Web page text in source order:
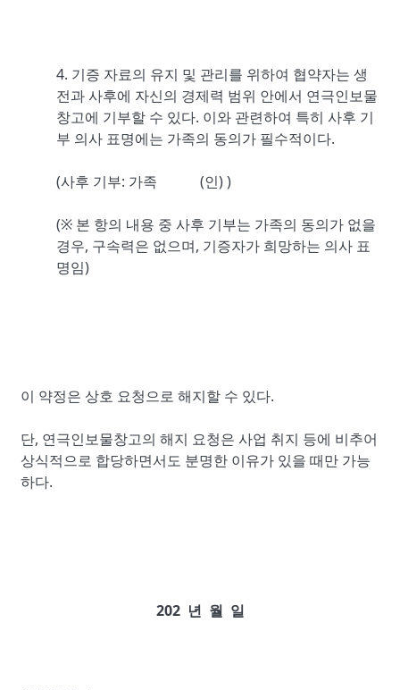
4. 기증 자료의 유지 및 관리를 위하여 협약자는 생
전과 사후에 자신의 경제력 범위 안에서 연극인보물
창고에 기부할 수 있다. 이와 관련하여 특히 사후 기
부 의사 표명에는 가족의 동의가 필수적이다.
(사후 기부: 가족 (인) )
(※ 본 항의 내용 중 사후 기부는 가족의 동의가 없을
경우, 구속력은 없으며, 기증자가 희망하는 의사 표
명임)
이 약정은 상호 요청으로 해지할 수 있다.
단, 연극인보물창고의 해지 요청은 사업 취지 등에 비추어
상식적으로 합당하면서도 분명한 이유가 있을 때만 가능
하다.
202 년 월 일